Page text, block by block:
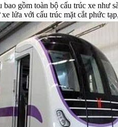
bao gồm toàn bộ cấu trúc xe
lửa với cấu trúc mặt cắt phức